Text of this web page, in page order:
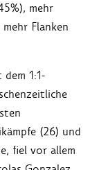
mehr
Flanken
1:1-
(26) und
fiel vor allem